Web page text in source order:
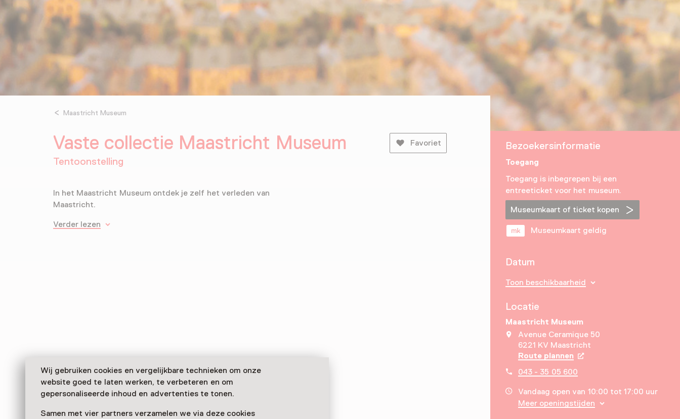
Wij gebruiken cookies en vergelijkbare technieken om onze
website goed te laten werken, te verbeteren en om
gepersonaliseerde inhoud en advertenties te tonen.
Samen met vier partners verzamelen we via deze cookies
Maastricht Museum
Vaste collectie Maastricht Museum
Tentoonstelling
Favoriet
In het Maastricht Museum ontdek je zelf het verleden van
Maastricht.
Verder lezen
Bezoekersinformatie
Toegang
Toegang is inbegrepen bij een
entreeticket voor het museum.
Museumkaart of ticket kopen
Museumkaart geldig
Datum
Toon beschikbaarheid
Locatie
Maastricht Museum
Avenue Ceramique 50
6221 KV Maastricht
Route plannen Opent in een nieuw tabblad
043 - 35 05 600
Vandaag open van 10:00 tot 17:00 uur
Meer openingstijden